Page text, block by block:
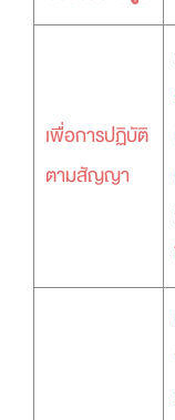
เพื่อการปฏิบัติ
ตามสัญญา